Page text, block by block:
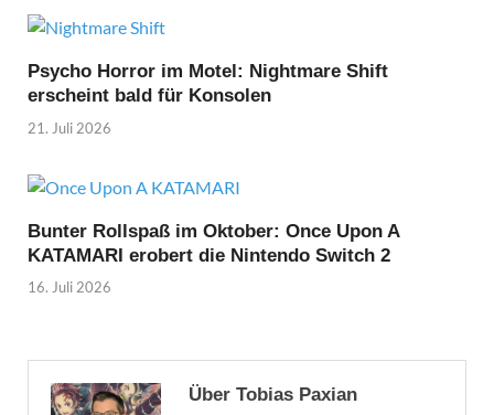
Psycho Horror im Motel: Nightmare Shift
erscheint bald für Konsolen
21. Juli 2026
Bunter Rollspaß im Oktober: Once Upon A
KATAMARI erobert die Nintendo Switch 2
16. Juli 2026
Über Tobias Paxian